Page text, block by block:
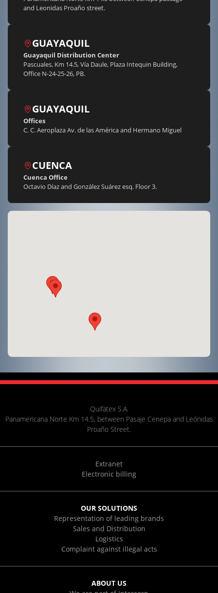
and Leonidas Proaño street.
GUAYAQUIL
Guayaquil Distribution Center
Pascuales, Km 14.5, Vía Daule, Plaza Intequin Building,
Office N-24-25-26, PB.
GUAYAQUIL
Offices
C. C. Aeroplaza Av. de las América and Hermano Miguel
CUENCA
Cuenca Office
Octavio Díaz and González Suárez esq. Floor 3.
Quifatex S.A.
Panamericana Norte Km 14.5, between Pasaje Cenepa and Leónidas
Proaño Street.
Extranet
Electronic billing
OUR SOLUTIONS
Representation of leading brands
Sales and Distribution
Logistics
Complaint against illegal acts
ABOUT US